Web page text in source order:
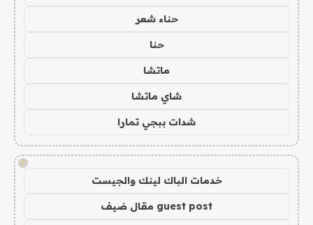
حناء شعر
حنا
ماتشا
شاي ماتشا
شدات ببجي تمارا
!
خدمات الباك لينك والجيست
guest post مقال ضيف